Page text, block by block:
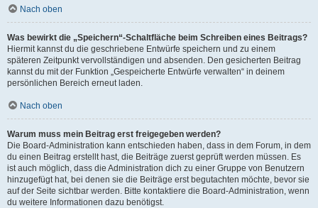
Nach oben
Was bewirkt die „Speichern“-Schaltfläche beim Schreiben eines Beitrags?
Hiermit kannst du die geschriebene Entwürfe speichern und zu einem
späteren Zeitpunkt vervollständigen und absenden. Den gesicherten Beitrag
kannst du mit der Funktion „Gespeicherte Entwürfe verwalten“ in deinem
persönlichen Bereich erneut laden.
Nach oben
Warum muss mein Beitrag erst freigegeben werden?
Die Board-Administration kann entschieden haben, dass in dem Forum, in dem
du einen Beitrag erstellt hast, die Beiträge zuerst geprüft werden müssen. Es
ist auch möglich, dass die Administration dich zu einer Gruppe von Benutzern
hinzugefügt hat, bei denen sie die Beiträge erst begutachten möchte, bevor sie
auf der Seite sichtbar werden. Bitte kontaktiere die Board-Administration, wenn
du weitere Informationen dazu benötigst.